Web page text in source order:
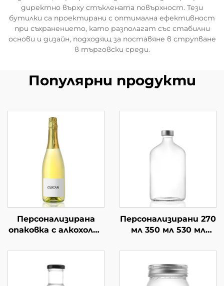
директно върху стъклената повърхност. Тези
бутилки са проектирани с оптимална ефективност
при съхранението, като разполагат със стабилни
основи и дизайн, подходящ за поставяне в струпване
в търговски среди.
Популярни продукти
Персонализирана
опаковка с алкохолни
стъклено вино
Персонализирани 270
мл 350 мл 530 мл
херметически
затворени бутилки
за сок